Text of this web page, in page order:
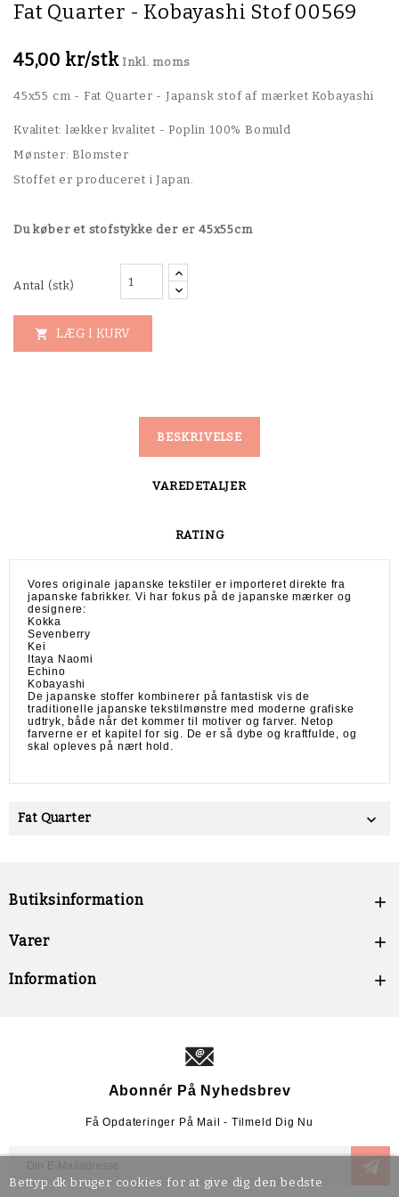
Bettyp.dk bruger cookies for at give dig den bedste
Fat Quarter - Kobayashi Stof 00569
45,00 kr/stk Inkl. moms
45x55 cm - Fat Quarter - Japansk stof af mærket Kobayashi
Kvalitet: lækker kvalitet - Poplin 100% Bomuld
Mønster: Blomster
Stoffet er produceret i Japan.
Du køber et stofstykke der er 45x55cm
Antal (stk)
 LÆG I KURV
BESKRIVELSE
VAREDETALJER
RATING
Vores originale japanske tekstiler er importeret direkte fra
japanske fabrikker. Vi har fokus på de japanske mærker og
designere:
Kokka
Sevenberry
Kei
Itaya Naomi
Echino
Kobayashi
De japanske stoffer kombinerer på fantastisk vis de
traditionelle japanske tekstilmønstre med moderne grafiske
udtryk, både når det kommer til motiver og farver. Netop
farverne er et kapitel for sig. De er så dybe og kraftfulde, og
skal opleves på nært hold.
Fat Quarter 
Butiksinformation 
Varer 
Information 
Abonnér På Nyhedsbrev
Få Opdateringer På Mail - Tilmeld Dig Nu